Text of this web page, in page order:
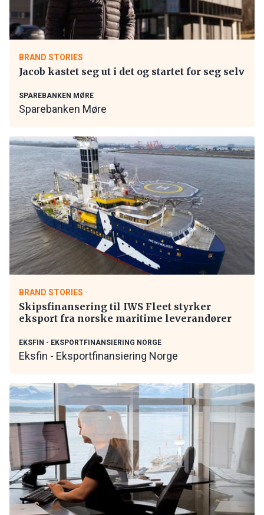
BRAND STORIES
Jacob kastet seg ut i det og startet for seg selv
SPAREBANKEN MØRE
Sparebanken Møre
BRAND STORIES
Skipsfinansering til IWS Fleet styrker
eksport fra norske maritime leverandører
EKSFIN - EKSPORTFINANSIERING NORGE
Eksfin - Eksportfinansiering Norge